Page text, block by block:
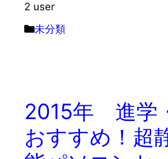
2 user
カ
未分類
2015年 進学
おすすめ！超